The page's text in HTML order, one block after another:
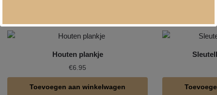
Houten plankje
€6.95
Toevoegen aan winkelwagen